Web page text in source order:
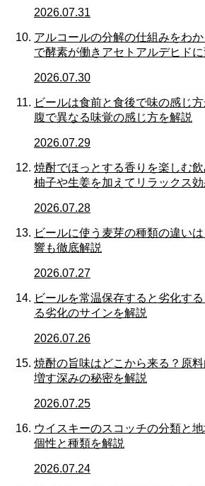
2026.07.31
アルコールの分解の仕組みをわ
で酵素が働きアセトアルデヒド
2026.07.30
ビールは食前と食後で味の感じ
腹で異なる味覚の感じ方を解説
2026.07.29
焼酎でほっとする香りを楽しむ
柚子や生姜を加えてリラックス
2026.07.28
ビールに使う麦芽の種類の違い
響も徹底解説
2026.07.27
ビールを常温保存すると劣化す
る劣化のサインを解説
2026.07.26
焼酎の旨味はどこから来る？原
増す深みの秘密を解説
2026.07.25
ウイスキーのスコッチの分類と
個性と種類を解説
2026.07.24